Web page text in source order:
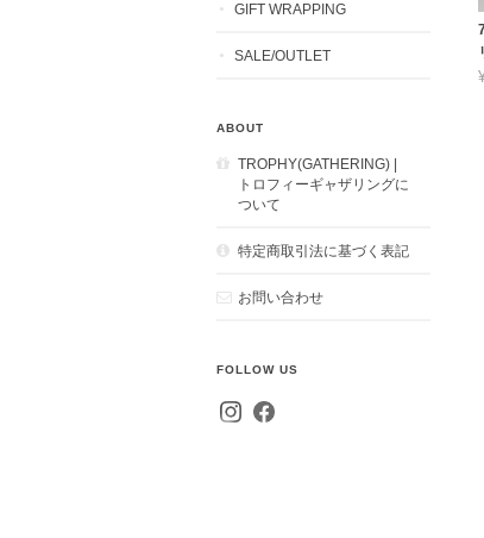
GIFT WRAPPING
SALE/OUTLET
ABOUT
TROPHY(GATHERING) |
トロフィーギャザリングに
ついて
特定商取引法に基づく表記
お問い合わせ
FOLLOW US